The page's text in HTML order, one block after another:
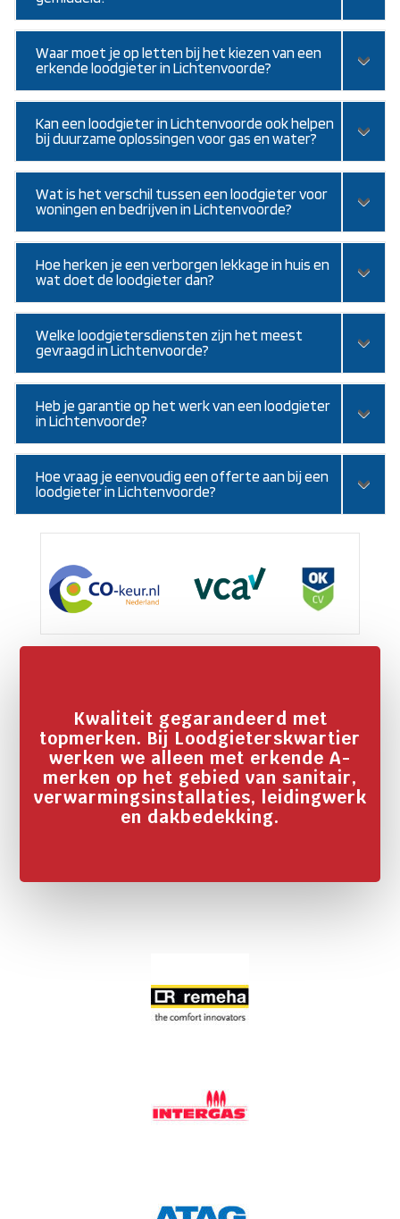
Waar moet je op letten bij het kiezen van een
erkende loodgieter in Lichtenvoorde?
Kan een loodgieter in Lichtenvoorde ook helpen
bij duurzame oplossingen voor gas en water?
Wat is het verschil tussen een loodgieter voor
woningen en bedrijven in Lichtenvoorde?
Hoe herken je een verborgen lekkage in huis en
wat doet de loodgieter dan?
Welke loodgietersdiensten zijn het meest
gevraagd in Lichtenvoorde?
Heb je garantie op het werk van een loodgieter
in Lichtenvoorde?
Hoe vraag je eenvoudig een offerte aan bij een
loodgieter in Lichtenvoorde?
Kwaliteit gegarandeerd met
topmerken. Bij Loodgieterskwartier
werken we alleen met erkende A-
merken op het gebied van sanitair,
verwarmingsinstallaties, leidingwerk
en dakbedekking.